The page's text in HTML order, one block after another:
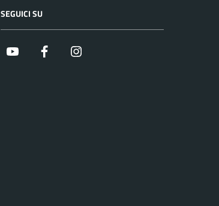
SEGUICI SU
Youtube Facebook